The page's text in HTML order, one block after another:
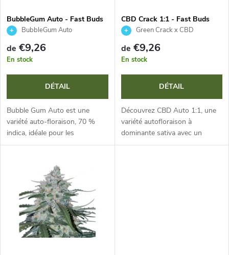
p
r
o
d
u
e
d
e
p
r
BubbleGum Auto - Fast Buds
BubbleGum Auto
de €9,26
En stock
DÉTAIL
Bubble Gum Auto est une
variété auto-floraison, 70 %
indica, idéale pour les
débutants. Avec un cycle de 9 à
élevés, elle produit des fleurs
CBD Crack 1:1 - Fast Buds
Green Crack x CBD
Autoflower
de €9,26
En stock
DÉTAIL
Découvrez CBD Auto 1:1, une
variété autofloraison à
dominante sativa avec un
rapport équilibré d'environ 7 %